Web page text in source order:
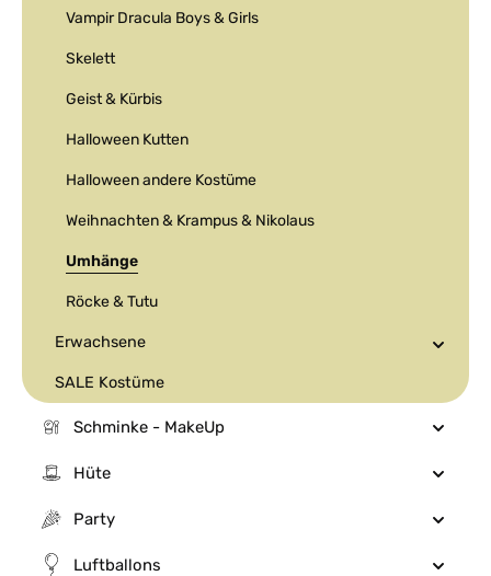
Vampir Dracula Boys & Girls
Skelett
Geist & Kürbis
Halloween Kutten
Halloween andere Kostüme
Weihnachten & Krampus & Nikolaus
Umhänge
Röcke & Tutu
Erwachsene
SALE Kostüme
Schminke - MakeUp
Hüte
Party
Luftballons